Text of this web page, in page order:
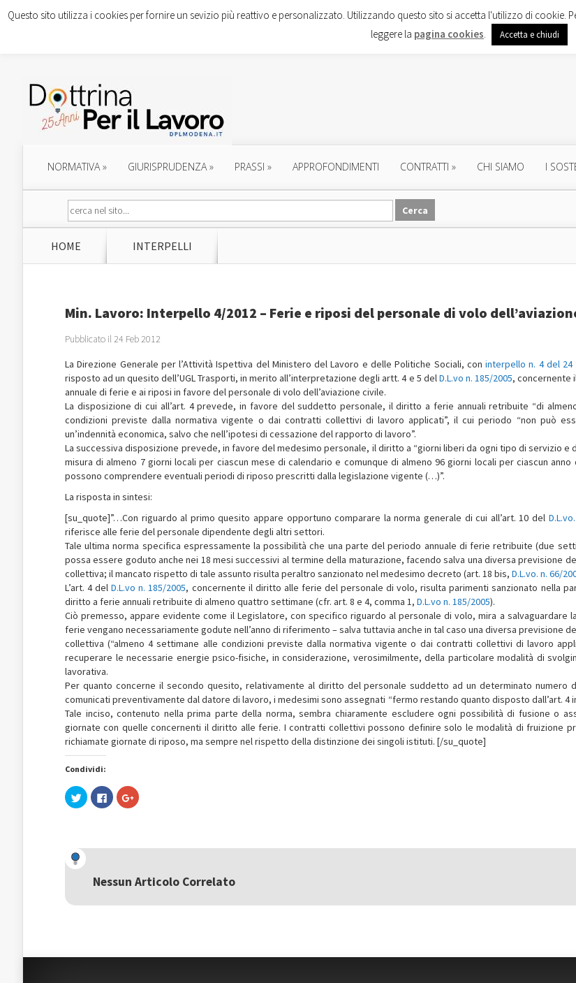
NORMATIVA» GIURISPRUDENZA» PRASSI » APPROFONDIMENTI CONTRATTI » CHI SIAMO I
HOME INTERPELLI
Min. Lavoro: Interpello 4/2012 – Ferie e riposi del personale di volo
Pubblicato il 24 Feb 2012
La Direzione Generale per l’Attività Ispettiva del Ministero del Lavoro e delle Politiche Sociali, coninterpello n. 4 del 24
risposto ad un quesito dell’UGL Trasporti, in merito all’interpretazione degli artt. 4 e 5 delD.L.vo n. 185/2005, concernente
annuale di ferie e ai riposi in favore del personale di volo dell’aviazione civile.
La disposizione di cui all’art. 4 prevede, in favore del suddetto personale, il diritto a ferie annuali retribuite “di
condizioni previste dalla normativa vigente o dai contratti collettivi di lavoro applicati”, il cui periodo “non può
un’indennità economica, salvo che nell’ipotesi di cessazione del rapporto di lavoro”.
La successiva disposizione prevede, in favore del medesimo personale, il diritto a “giorni liberi da ogni tipo di servizio e
misura di almeno 7 giorni locali per ciascun mese di calendario e comunque di almeno 96 giorni locali per ciascun anno
possono comprendere eventuali periodi di riposo prescritti dalla legislazione vigente (…)”.
La risposta in sintesi:
[su_quote]”…Con riguardo al primo quesito appare opportuno comparare la norma generale di cui all’art. 10 del
riferisce alle ferie del personale dipendente degli altri settori.
Tale ultima norma specifica espressamente la possibilità che una parte del periodo annuale di ferie retribuite (due
possa essere goduto anche nei 18 mesi successivi al termine della maturazione, facendo salva una diversa previsione
collettiva; il mancato rispetto di tale assunto risulta peraltro sanzionato nel medesimo decreto (art. 18 bis, D.L.vo. n. 66/
L’art. 4 delD.L.vo n. 185/2005, concernente il diritto alle ferie del personale di volo, risulta parimenti sanzionato nella
diritto a ferie annuali retribuite di almeno quattro settimane (cfr. art. 8 e 4, comma 1, D.L.vo n. 185/2005).
Ciò premesso, appare evidente come il Legislatore, con specifico riguardo al personale di volo, mira a salvaguardare
ferie vengano necessariamente godute nell’anno di riferimento – salva tuttavia anche in tal caso una diversa previsione
collettiva (“almeno 4 settimane alle condizioni previste dalla normativa vigente o dai contratti collettivi di lavoro
recuperare le necessarie energie psico-fisiche, in considerazione, verosimilmente, della particolare modalità di
lavorativa.
Per quanto concerne il secondo quesito, relativamente al diritto del personale suddetto ad un determinato numero
comunicati preventivamente dal datore di lavoro, i medesimi sono assegnati “fermo restando quanto disposto dall’art. 4
Tale inciso, contenuto nella prima parte della norma, sembra chiaramente escludere ogni possibilità di fusione o
giornate con quelle concernenti il diritto alle ferie. I contratti collettivi possono definire solo le modalità di fruizione
richiamate giornate di riposo, ma sempre nel rispetto della distinzione dei singoli istituti. [/su_quote]
Condividi:
Fai
clic
(Si
apre
una
nuova
Fai
clic
nuova
finestra)
Fai
clic
una
nuova
Nessun Articolo Correlato
Questo sito utilizza i cookies per fornire un sevizio più reattivo e personalizzato. Utilizzando questo sito si accetta l'utilizzo di
leggere la pagina cookies. Accetta e chiudi